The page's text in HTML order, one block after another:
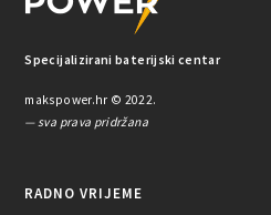
Specijalizirani baterijski centar
makspower.hr © 2022.
— sva prava pridržana
RADNO VRIJEME